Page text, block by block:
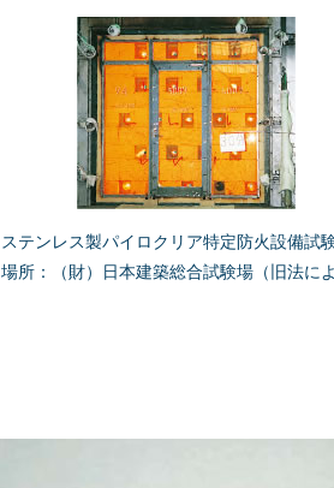
ステンレス製パイロクリア特定防火設備試
場所：（財）日本建築総合試験場（旧法によ